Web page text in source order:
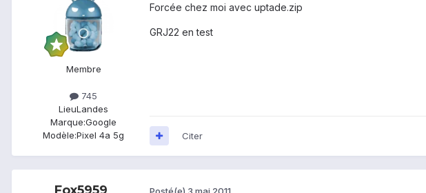
Membre
745
LieuLandes
Marque:Google
Modèle:Pixel 4a 5g
Forcée chez moi avec uptade.zip
GRJ22 en test
Citer